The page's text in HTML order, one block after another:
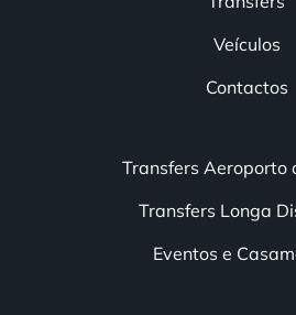
Veículos
Contactos
Transfers Aeroporto
Transfers Longa
Eventos e